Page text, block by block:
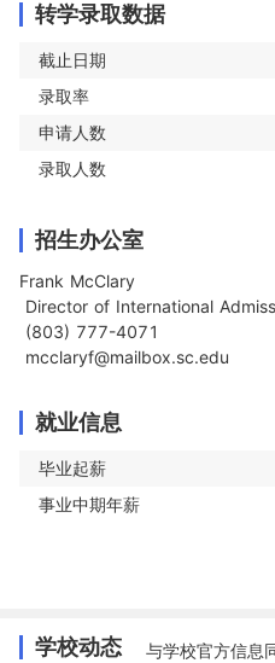
转学录取数据
截止日期
录取率
申请人数
录取人数
招生办公室
Frank McClary
mcclaryf@mailbox.sc.edu
就业信息
毕业起薪
事业中期年薪
学校动态 与学校官方信息